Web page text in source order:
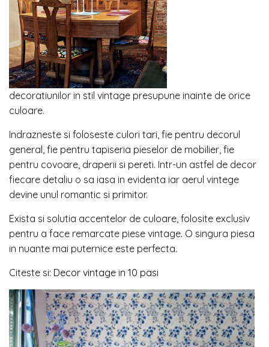
decoratiunilor in stil vintage presupune inainte de orice
culoare.
Indrazneste si foloseste culori tari, fie pentru decorul
general, fie pentru tapiseria pieselor de mobilier, fie
pentru covoare, draperii si pereti. Intr-un astfel de decor
fiecare detaliu o sa iasa in evidenta iar aerul vintege
devine unul romantic si primitor.
Exista si solutia accentelor de culoare, folosite exclusiv
pentru a face remarcate piese vintage. O singura piesa
in nuante mai puternice este perfecta.
Citeste si: Decor vintage in 10 pasi